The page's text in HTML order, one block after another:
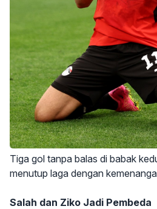
Tiga gol tanpa balas di babak
menutup laga dengan
Salah dan Ziko Jadi Pembeda